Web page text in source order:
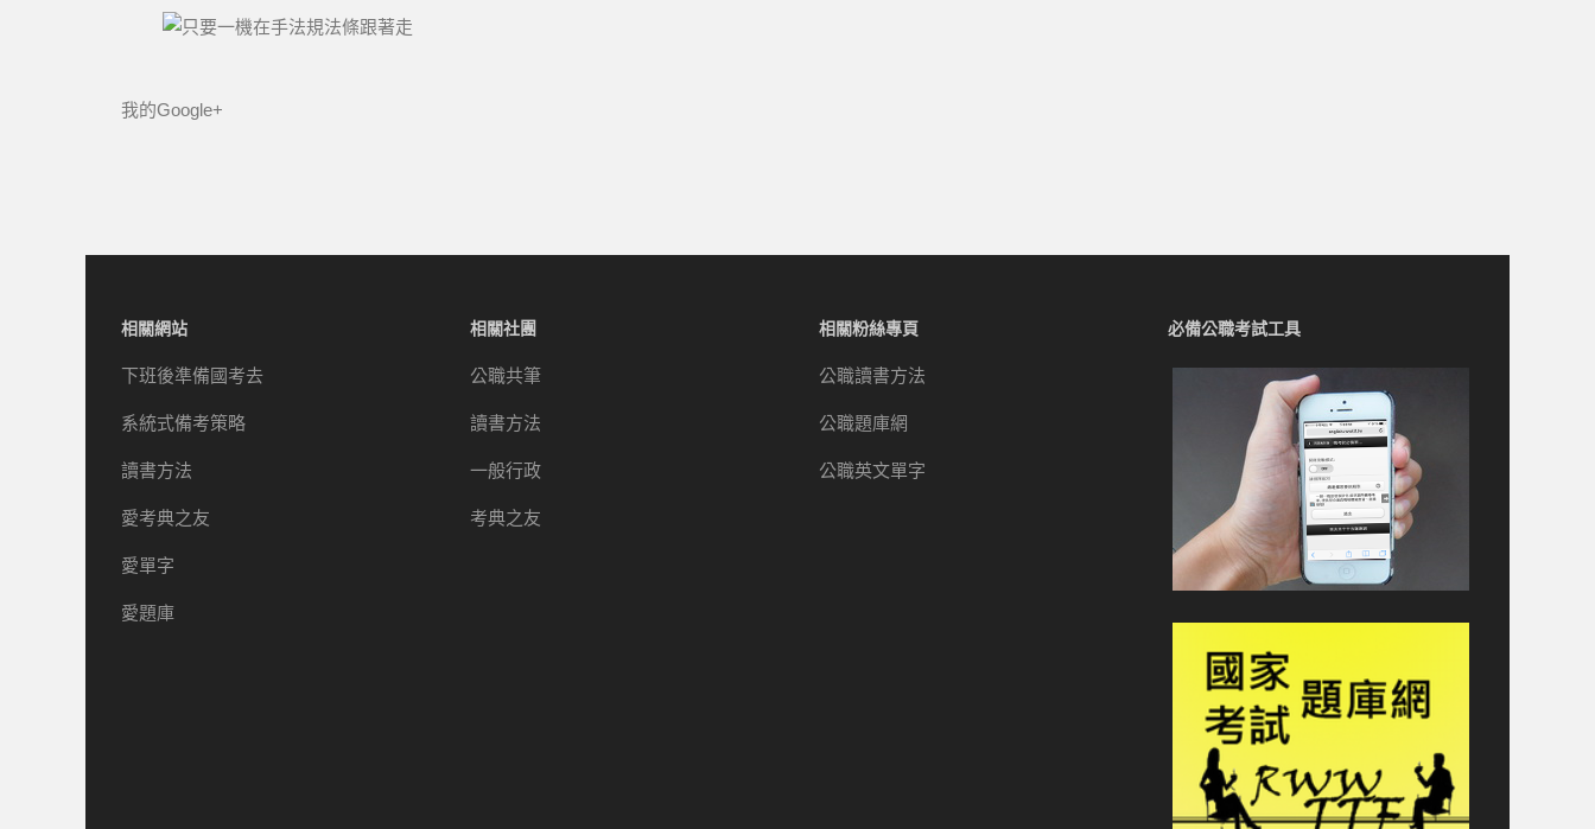
我的Google+
相關網站
下班後準備國考去
系統式備考策略
讀書方法
愛考典之友
愛單字
愛題庫
相關社團
公職共筆
讀書方法
一般行政
考典之友
相關粉絲專頁
公職讀書方法
公職題庫網
公職英文單字
必備公職考試工具